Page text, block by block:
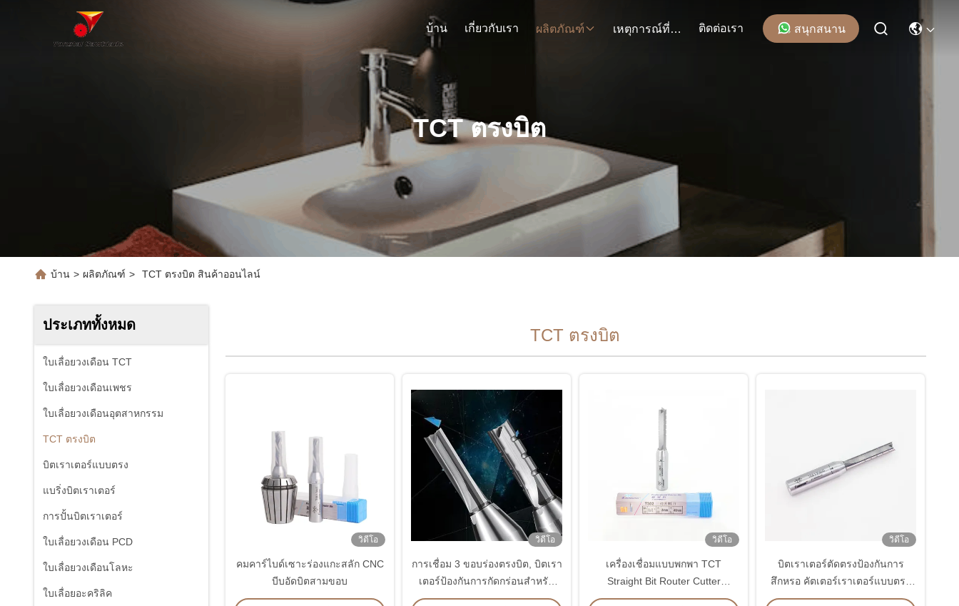
บ้าน เกี่ยวกับเรา ผลิตภัณฑ์ เหตุการณ์ที่เกิดขึ้น ติดต่อเรา สนุกสนาน
TCT ตรงบิต
บ้าน > ผลิตภัณฑ์ > TCT ตรงบิต สินค้าออนไลน์
ประเภททั้งหมด
ใบเลื่อยวงเดือน TCT
ใบเลื่อยวงเดือนเพชร
ใบเลื่อยวงเดือนอุตสาหกรรม
TCT ตรงบิต
บิตเราเตอร์แบบตรง
แบริ่งบิตเราเตอร์
การปั้นบิตเราเตอร์
ใบเลื่อยวงเดือน PCD
ใบเลื่อยวงเดือนโลหะ
ใบเลื่อยอะคริลิค
TCT ตรงบิต
วิดีโอ
คมคาร์ไบด์เซาะร่องแกะสลัก CNC
บีบอัดบิตสามขอบ
วิดีโอ
การเชื่อม 3 ขอบร่องตรงบิต, บิตเรา
เตอร์ป้องกันการกัดกร่อนสำหรับ
การตัดตรง
วิดีโอ
เครื่องเชื่อมแบบพกพา TCT
Straight Bit Router Cutter
Anticorrosive
วิดีโอ
บิตเราเตอร์ตัดตรงป้องกันการ
สึกหรอ คัตเตอร์เราเตอร์แบบตรง
ทนต่อการกัดกร่อน